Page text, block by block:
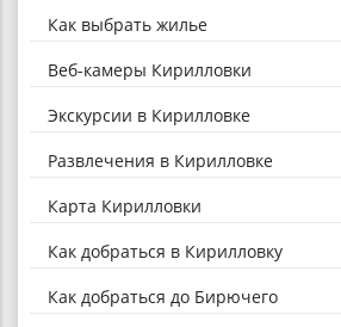
Как выбрать жилье
Веб-камеры Кирилловки
Экскурсии в Кирилловке
Развлечения в Кирилловке
Карта Кирилловки
Как добраться в Кирилловку
Как добраться до Бирючего